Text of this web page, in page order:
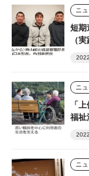
ニ
短期
ニ
「
福祉
ニ